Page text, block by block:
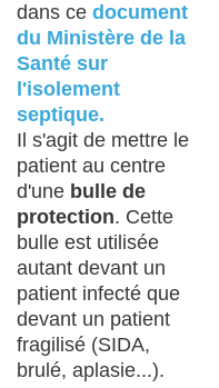
dans ce document
du Ministère de la
Santé sur
l'isolement
septique.
Il s'agit de mettre le
patient au centre
d'une bulle de
protection. Cette
bulle est utilisée
autant devant un
patient infecté que
devant un patient
fragilisé (SIDA,
brulé, aplasie...).